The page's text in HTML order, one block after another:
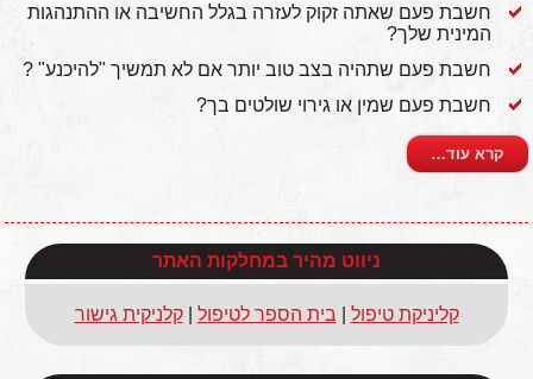
חשבת פעם שאתה זקוק לעזרה בגלל החשיבה או ההתנהגות
המינית שלך?
חשבת פעם שתהיה בצב טוב יותר אם לא תמשיך "להיכנע" ?
חשבת פעם שמין או גירוי שולטים בך?
קרא עוד…
ניווט מהיר במחלקות האתר
קליניקת טיפול בית הספר לטיפול |קלניקית גישור